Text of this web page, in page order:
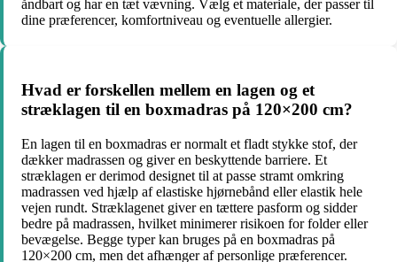
åndbart og har en tæt vævning. Vælg et materiale, der passer til
dine præferencer, komfortniveau og eventuelle allergier.
Hvad er forskellen mellem en lagen og et
stræklagen til en boxmadras på 120×200 cm?
En lagen til en boxmadras er normalt et fladt stykke stof, der
dækker madrassen og giver en beskyttende barriere. Et
stræklagen er derimod designet til at passe stramt omkring
madrassen ved hjælp af elastiske hjørnebånd eller elastik hele
vejen rundt. Stræklagenet giver en tættere pasform og sidder
bedre på madrassen, hvilket minimerer risikoen for folder eller
bevægelse. Begge typer kan bruges på en boxmadras på
120×200 cm, men det afhænger af personlige præferencer.